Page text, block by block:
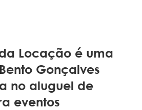
Locação é uma
Gonçalves
no aluguel de
eventos